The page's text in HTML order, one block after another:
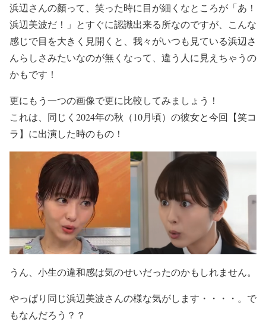
浜辺さんの顏って、 笑った時に目が細く なところが 「あ！
浜辺美波だ！」とすぐに認識出来る所なのですが、 こんな
感じで目を大きく見開く と、我々がいつも見ている浜辺さ
んらしさみたいなのが無くなって、違う人に見えちゃうの
かもです！
更にもう一つの画像で更に比較してみましょう！
これは、同じく 2024年の秋（10月頃） の彼女と今回【笑コ
ラ】に出演した時のもの！
うん、 小生の違和感は気のせいだったのかも しれません。
やっぱり同じ浜辺美波さんの様な気がします・・・・。で
もなんだろう？？